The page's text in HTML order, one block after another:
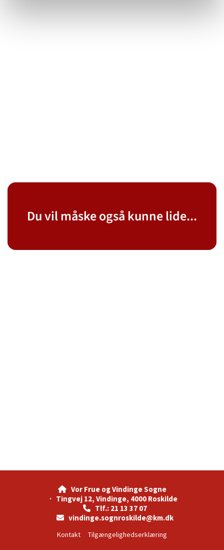
Du vil måske også kunne lide...
Vor Frue og Vindinge Sogne
· Tingvej 12, Vindinge, 4000 Roskilde
 Tlf.: 21 13 37 07
 vindinge.sognroskilde@km.dk
Kontakt Tilgængelighedserklæring